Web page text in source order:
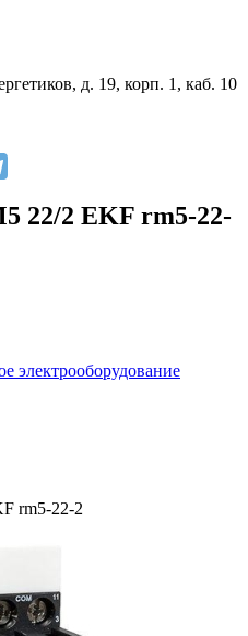
д. 19, корп. 1, каб. 10
22/2 EKF rm5-22-
электрооборудование
rm5-22-2